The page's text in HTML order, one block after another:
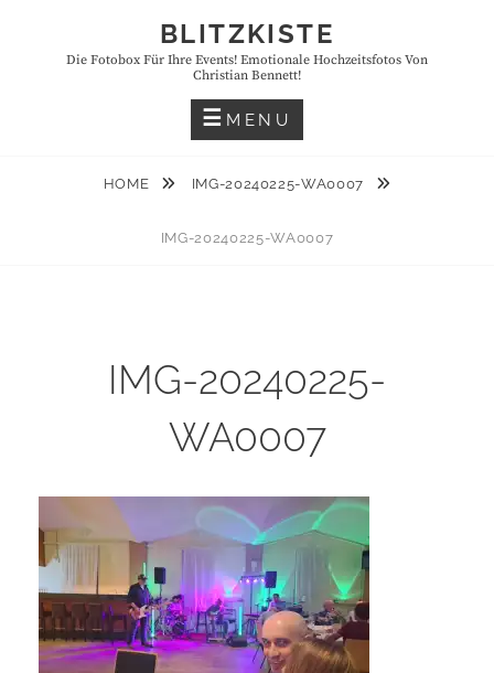
BLITZKISTE
Die Fotobox Für Ihre Events! Emotionale Hochzeitsfotos Von
Christian Bennett!
MENU
HOME IMG-20240225-WA0007
IMG-20240225-WA0007
IMG-20240225-
WA0007